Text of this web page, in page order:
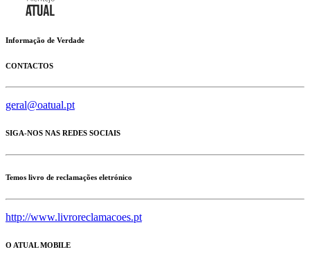
Informação de Verdade
CONTACTOS
geral@oatual.pt
SIGA-NOS NAS REDES SOCIAIS
Temos livro de reclamações eletrónico
http://www.livroreclamacoes.pt
O ATUAL MOBILE